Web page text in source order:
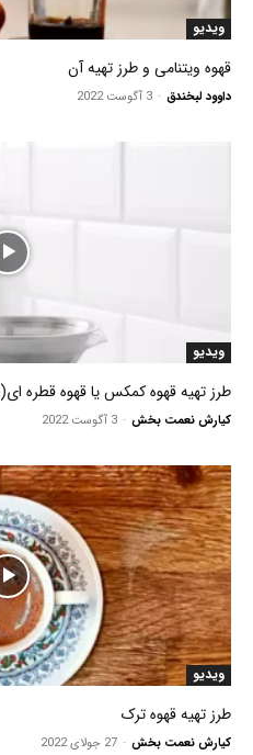
ویدیو
قهوه ویتنامی و طرز تهیه آن
داوود لبخندق - 3 آگوست 2022
ویدیو
طرز تهیه قهوه کمکس یا قهوه قطره ای(Drip Coffee)
کیارش نعمت بخش - 3 آگوست 2022
ویدیو
طرز تهیه قهوه ترک
کیارش نعمت بخش - 27 جولای 2022